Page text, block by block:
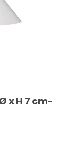
x H 7 cm-